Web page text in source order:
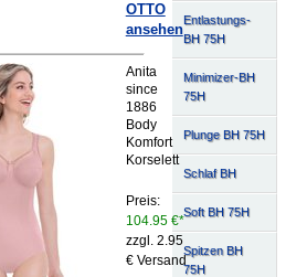
Entlastungs-
BH 75H
Minimizer-BH
75H
Plunge BH 75H
Schlaf BH
Soft BH 75H
Spitzen BH
75H
OTTO
ansehen
Anita
since
1886
Body
Komfort
Korselett
Preis:
104.95 €*
zzgl. 2.95
€ Versand